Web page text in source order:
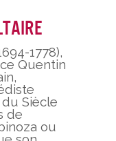
1778),
Quentin
Siècle
de
ou